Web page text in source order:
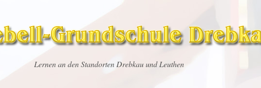
Lernen an den Standorten Drebkau und Leuthen